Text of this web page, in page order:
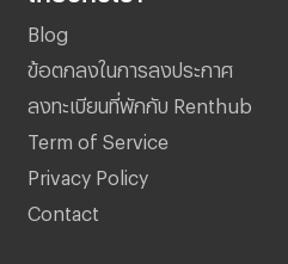
Blog
ข้อตกลงในการลงประกาศ
ลงทะเบียนที่พักกับ Renthub
Term of Service
Privacy Policy
Contact